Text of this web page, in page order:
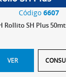
Código 6607
Rollito SH Plus
VER